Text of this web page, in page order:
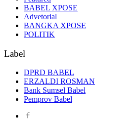
BABEL XPOSE
Advetorial
BANGKA XPOSE
POLITIK
Label
DPRD BABEL
ERZALDI ROSMAN
Bank Sumsel Babel
Pemprov Babel